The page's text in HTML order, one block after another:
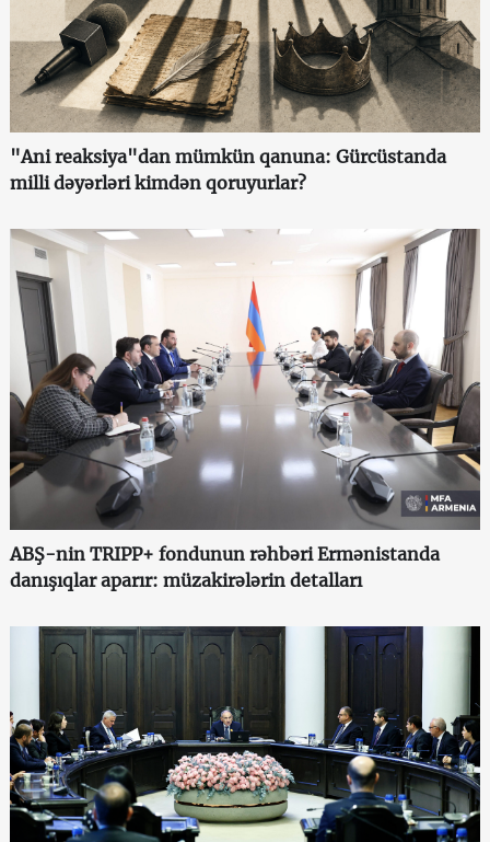
"Ani reaksiya"dan mümkün qanuna: Gürcüstanda
milli dəyərləri kimdən qoruyurlar?
ABŞ-nin TRIPP+ fondunun rəhbəri Ermənistanda
danışıqlar aparır: müzakirələrin detalları